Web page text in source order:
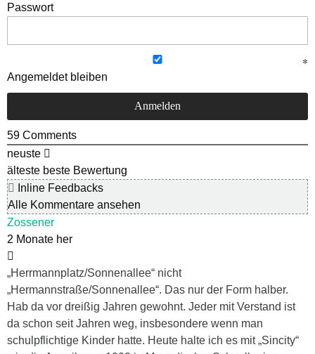
Passwort
Angemeldet bleiben
59 Comments
neuste
älteste beste Bewertung
Inline Feedbacks
Alle Kommentare ansehen
Zossener
2 Monate her
„Herrmannplatz/Sonnenallee“ nicht
„Hermannstraße/Sonnenallee“. Das nur der Form halber.
Hab da vor dreißig Jahren gewohnt. Jeder mit Verstand ist
da schon seit Jahren weg, insbesondere wenn man
schulpflichtige Kinder hatte. Heute halte ich es mit „Sincity“